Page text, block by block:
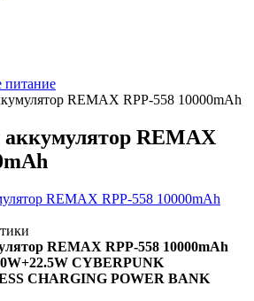
питание
REMAX RPP-558 10000mAh
REMAX
REMAX RPP-558 10000mAh
CYBERPUNK
CHARGING POWER BANK